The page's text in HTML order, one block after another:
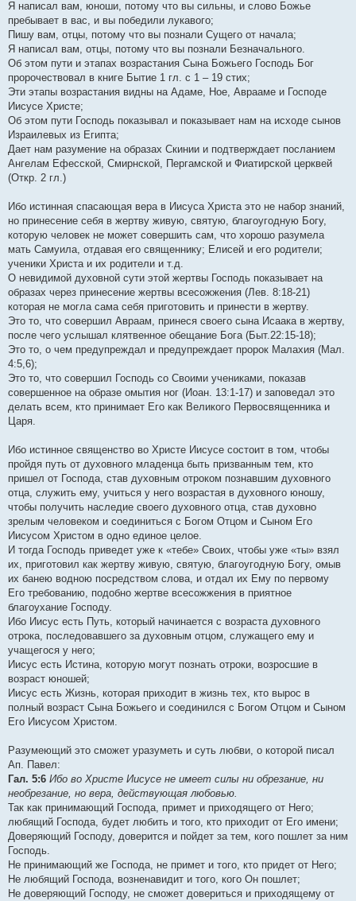
Я написал вам, юноши, потому что вы сильны, и слово Божье
пребывает в вас, и вы победили лукавого;
Пишу вам, отцы, потому что вы познали Сущего от начала;
Я написал вам, отцы, потому что вы познали Безначального.
Об этом пути и этапах возрастания Сына Божьего Господь Бог
пророчествовал в книге Бытие 1 гл. с 1 – 19 стих;
Эти этапы возрастания видны на Адаме, Ное, Аврааме и Господе
Иисусе Христе;
Об этом пути Господь показывал и показывает нам на исходе сынов
Израилевых из Египта;
Дает нам разумение на образах Скинии и подтверждает посланием
Ангелам Ефесской, Смирнской, Пергамской и Фиатирской церквей
(Откр. 2 гл.)
Ибо истинная спасающая вера в Иисуса Христа это не набор знаний,
но принесение себя в жертву живую, святую, благоугодную Богу,
которую человек не может совершить сам, что хорошо разумела
мать Самуила, отдавая его священнику; Елисей и его родители;
ученики Христа и их родители и т.д.
О невидимой духовной сути этой жертвы Господь показывает на
образах через принесение жертвы всесожжения (Лев. 8:18-21)
которая не могла сама себя приготовить и принести в жертву.
Это то, что совершил Авраам, принеся своего сына Исаака в жертву,
после чего услышал клятвенное обещание Бога (Быт.22:15-18);
Это то, о чем предупреждал и предупреждает пророк Малахия (Мал.
4:5,6);
Это то, что совершил Господь со Своими учениками, показав
совершенное на образе омытия ног (Иоан. 13:1-17) и заповедал это
делать всем, кто принимает Его как Великого Первосвященника и
Царя.
Ибо истинное священство во Христе Иисусе состоит в том, чтобы
пройдя путь от духовного младенца быть призванным тем, кто
пришел от Господа, став духовным отроком познавшим духовного
отца, служить ему, учиться у него возрастая в духовного юношу,
чтобы получить наследие своего духовного отца, став духовно
зрелым человеком и соединиться с Богом Отцом и Сыном Его
Иисусом Христом в одно единое целое.
И тогда Господь приведет уже к «тебе» Своих, чтобы уже «ты» взял
их, приготовил как жертву живую, святую, благоугодную Богу, омыв
их банею водною посредством слова, и отдал их Ему по первому
Его требованию, подобно жертве всесожжения в приятное
благоухание Господу.
Ибо Иисус есть Путь, который начинается с возраста духовного
отрока, последовавшего за духовным отцом, служащего ему и
учащегося у него;
Иисус есть Истина, которую могут познать отроки, возросшие в
возраст юношей;
Иисус есть Жизнь, которая приходит в жизнь тех, кто вырос в
полный возраст Сына Божьего и соединился с Богом Отцом и Сыном
Его Иисусом Христом.
Разумеющий это сможет уразуметь и суть любви, о которой писал
Ап. Павел:
Гал. 5:6 Ибо во Христе Иисусе не имеет силы ни обрезание, ни
необрезание, но вера, действующая любовью.
Так как принимающий Господа, примет и приходящего от Него;
любящий Господа, будет любить и того, кто приходит от Его имени;
Доверяющий Господу, доверится и пойдет за тем, кого пошлет за ним
Господь.
Не принимающий же Господа, не примет и того, кто придет от Него;
Не любящий Господа, возненавидит и того, кого Он пошлет;
Не доверяющий Господу, не сможет довериться и приходящему от